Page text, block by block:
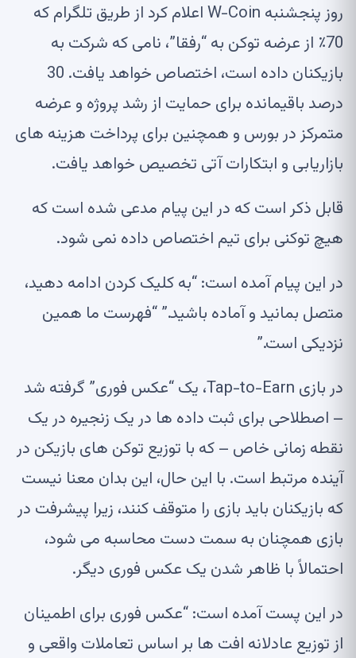
روز پنجشنبه W-Coin اعلام کرد
از طریق تلگرامکه
70٪ از عرضه توکن به “رفقا”، نامی که شرکت به
بازیکنان داده است، اختصاص خواهد یافت. 30
درصد باقیمانده برای حمایت از رشد پروژه و عرضه
متمرکز در بورس و همچنین برای پرداخت هزینه های
بازاریابی و ابتکارات آتی تخصیص خواهد یافت.
قابل ذکر است که در این پیام مدعی شده است که
هیچ توکنی برای تیم اختصاص داده نمی شود.
در این پیام آمده است: “به کلیک کردن ادامه دهید،
متصل بمانید و آماده باشید.” “فهرست ما همین
نزدیکی است.”
در بازی Tap-to-Earn، یک “عکس فوری” گرفته شد
– اصطلاحی برای ثبت داده ها در یک زنجیره در یک
نقطه زمانی خاص – که با توزیع توکن های بازیکن در
آینده مرتبط است. با این حال، این بدان معنا نیست
که بازیکنان باید بازی را متوقف کنند، زیرا پیشرفت در
بازی همچنان به سمت دست محاسبه می شود،
احتمالاً با ظاهر شدن یک عکس فوری دیگر.
در این پست آمده است: “عکس فوری برای اطمینان
از توزیع عادلانه افت ها بر اساس تعاملات واقعی و